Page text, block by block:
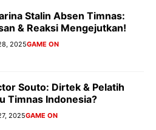
Stalin Absen Timnas:
& Reaksi Mengejutkan!
2025GAME ON
Souto: Dirtek & Pelatih
Timnas Indonesia?
2025GAME ON